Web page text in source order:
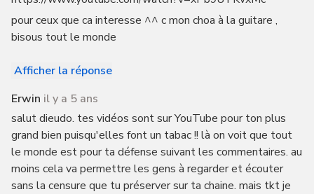
pour ceux que ca interesse ^^ c mon choa à la guitare ,
bisous tout le monde
Afficher la réponse
Erwin il y a 5 ans
salut dieudo. tes vidéos sont sur YouTube pour ton plus
grand bien puisqu'elles font un tabac !! là on voit que tout
le monde est pour ta défense suivant les commentaires. au
moins cela va permettre les gens à regarder et écouter
sans la censure que tu préserver sur ta chaine. mais tkt je